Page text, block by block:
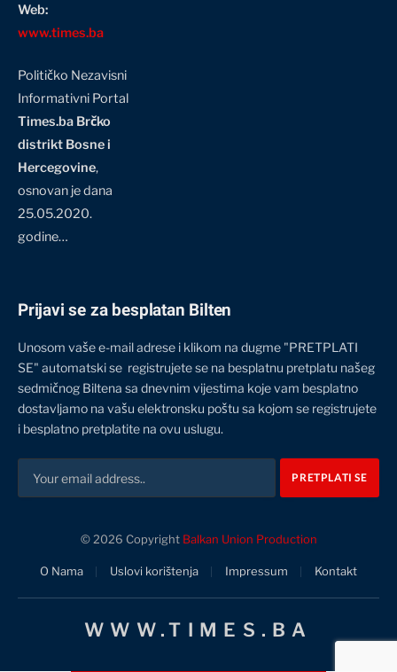
Web:
www.times.ba
Političko Nezavisni
Informativni Portal
Times.ba Brčko
distrikt Bosne i
Hercegovine,
osnovan je dana
25.05.2020.
godine…
Prijavi se za besplatan Bilten
Unosom vaše e-mail adrese i klikom na dugme "PRETPLATI
SE" automatski se registrujete se na besplatnu pretplatu našeg
sedmičnog Biltena sa dnevnim vijestima koje vam besplatno
dostavljamo na vašu elektronsku poštu sa kojom se registrujete
i besplatno pretplatite na ovu uslugu.
© 2026 Copyright Balkan Union Production
O Nama Uslovi korištenja Impressum Kontakt
WWW.TIMES.BA